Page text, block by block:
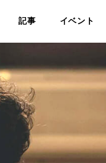
記事 イベント